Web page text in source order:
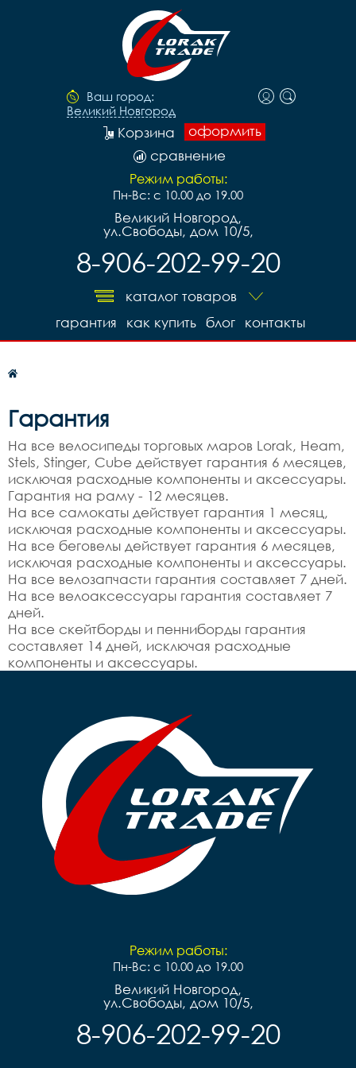
Ваш город:
Великий Новгород
оформить
Корзина
сравнение
Режим работы:
Пн-Вс: с 10.00 до 19.00
Великий Новгород,
ул.Свободы, дом 10/5,
8-906-202-99-20
каталог товаров
контакты
блог
как купить
гарантия
Гарантия
На все велосипеды торговых маров Lorak, Heam,
Stels, Stinger, Cube действует гарантия 6 месяцев,
исключая расходные компоненты и аксессуары.
Гарантия на раму - 12 месяцев.
На все самокаты действует гарантия 1 месяц,
исключая расходные компоненты и аксессуары.
На все беговелы действует гарантия 6 месяцев,
исключая расходные компоненты и аксессуары.
На все велозапчасти гарантия составляет 7 дней.
На все велоаксессуары гарантия составляет 7
дней.
На все скейтборды и пенниборды гарантия
составляет 14 дней, исключая расходные
компоненты и аксессуары.
Режим работы:
Пн-Вс: с 10.00 до 19.00
Великий Новгород,
ул.Свободы, дом 10/5,
8-906-202-99-20